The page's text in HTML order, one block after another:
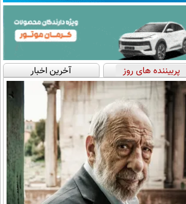
پربیننده های روز آخرین اخبار